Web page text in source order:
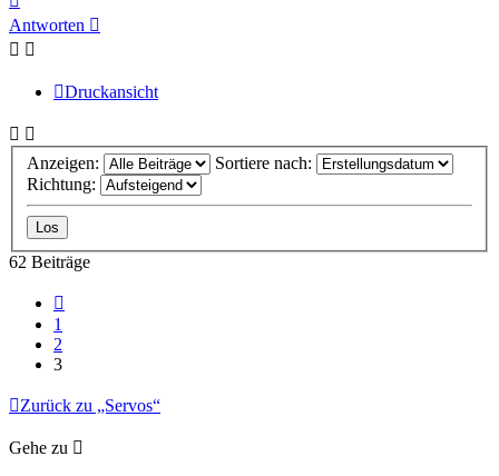
oben
Antworten
Druckansicht
Anzeigen:
Sortiere nach:
Richtung:
62 Beiträge
1
2
3
Zurück zu „Servos“
Gehe zu